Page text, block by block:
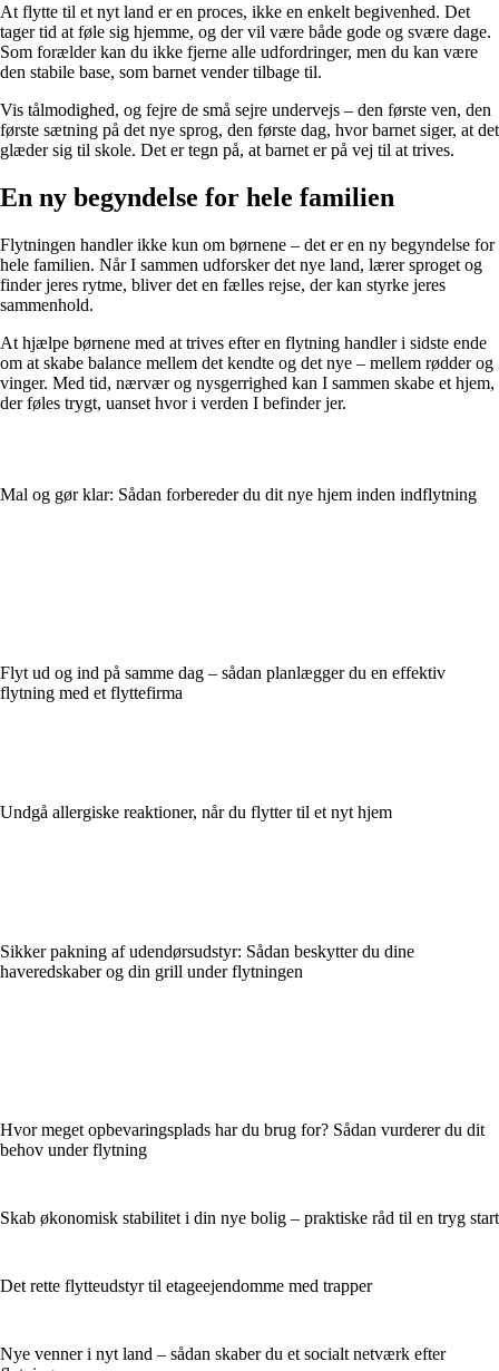
At flytte til et nyt land er en proces, ikke en enkelt begivenhed. Det
tager tid at føle sig hjemme, og der vil være både gode og svære dage.
Som forælder kan du ikke fjerne alle udfordringer, men du kan være
den stabile base, som barnet vender tilbage til.
Vis tålmodighed, og fejre de små sejre undervejs – den første ven, den
første sætning på det nye sprog, den første dag, hvor barnet siger, at det
glæder sig til skole. Det er tegn på, at barnet er på vej til at trives.
En ny begyndelse for hele familien
Flytningen handler ikke kun om børnene – det er en ny begyndelse for
hele familien. Når I sammen udforsker det nye land, lærer sproget og
finder jeres rytme, bliver det en fælles rejse, der kan styrke jeres
sammenhold.
At hjælpe børnene med at trives efter en flytning handler i sidste ende
om at skabe balance mellem det kendte og det nye – mellem rødder og
vinger. Med tid, nærvær og nysgerrighed kan I sammen skabe et hjem,
der føles trygt, uanset hvor i verden I befinder jer.
Mal og gør klar: Sådan forbereder du dit nye hjem inden indflytning
Flyt ud og ind på samme dag – sådan planlægger du en effektiv
flytning med et flyttefirma
Undgå allergiske reaktioner, når du flytter til et nyt hjem
Sikker pakning af udendørsudstyr: Sådan beskytter du dine
haveredskaber og din grill under flytningen
Hvor meget opbevaringsplads har du brug for? Sådan vurderer du dit
behov under flytning
Skab økonomisk stabilitet i din nye bolig – praktiske råd til en tryg start
Det rette flytteudstyr til etageejendomme med trapper
Nye venner i nyt land – sådan skaber du et socialt netværk efter